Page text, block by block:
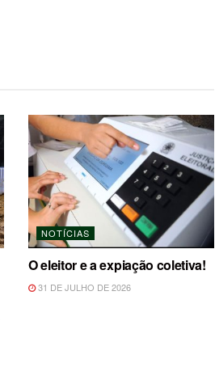
NOTÍCIAS
O eleitor e a expiação coletiva!
31 DE JULHO DE 2026